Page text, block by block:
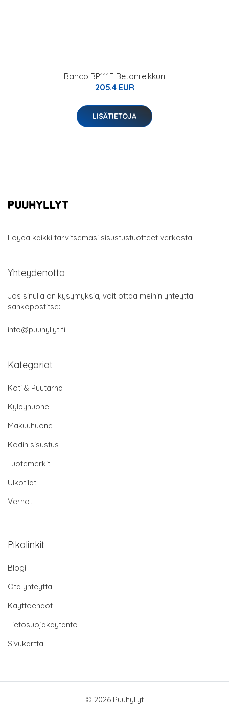
Bahco BP111E Betonileikkuri
205.4 EUR
LISÄTIETOJA
Löydä kaikki tarvitsemasi sisustustuotteet verkosta.
Yhteydenotto
Jos sinulla on kysymyksiä, voit ottaa meihin yhteyttä
sähköpostitse:
info@puuhyllyt.fi
Kategoriat
Koti & Puutarha
Kylpyhuone
Makuuhuone
Kodin sisustus
Tuotemerkit
Ulkotilat
Verhot
Pikalinkit
Blogi
Ota yhteyttä
Käyttöehdot
Tietosuojakäytäntö
Sivukartta
© 2026 Puuhyllyt